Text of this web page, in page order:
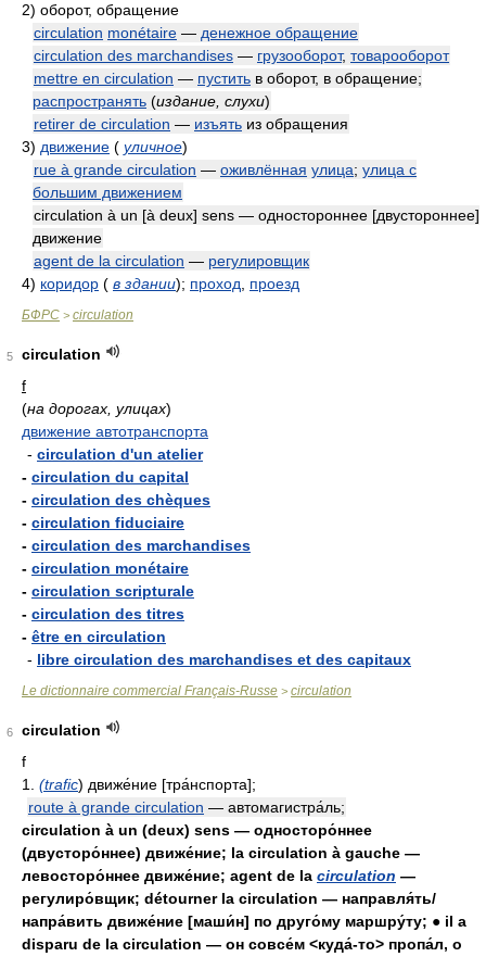
2) оборот, обращение
circulation monétaire — денежное обращение
circulation des marchandises — грузооборот, товарооборот
mettre en circulation — пустить в оборот, в обращение;
распространять (издание, слухи)
retirer de circulation — изъять из обращения
3) движение ( уличное)
rue à grande circulation — оживлённая улица; улица с
большим движением
circulation à un [à deux] sens — одностороннее [двустороннее]
движение
agent de la circulation — регулировщик
4) коридор ( в здании); проход проезд
БФРС > circulation
5
circulation
f
(на дорогах, улицах)
движение автотранспорта
- circulation d'un atelier
- circulation du capital
- circulation des chèques
- circulation fiduciaire
- circulation des marchandises
- circulation monétaire
- circulation scripturale
- circulation des titres
- être en circulation
- libre circulation des marchandises et des capitaux
Le dictionnaire commercial Français-Russe > circulation
6
circulation
f
1. (trafic) движе́ние [тра́нспорта];
route à grande circulation — автомагистра́ль;
circulation à un (deux) sens — односторо́ннее
(двусторо́ннее) движе́ние; la circulation à gauche —
левосторо́ннее движе́ние; agent de la circulation —
регулиро́вщик; détourner la circulation — направля́ть/
напра́вить движе́ние [маши́н] по друго́му маршру́ту; ● il a
disparu de la circulation — он совсе́м <куда́-то> пропа́л, о